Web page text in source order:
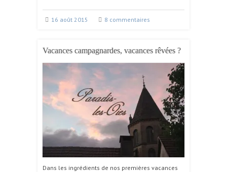
16 août 2015 8 commentaires
Vacances campagnardes, vacances rêvées ?
Dans les ingrédients de nos premières vacances